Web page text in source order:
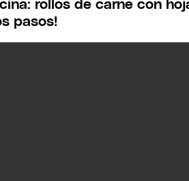
rollos de carne con
pasos!